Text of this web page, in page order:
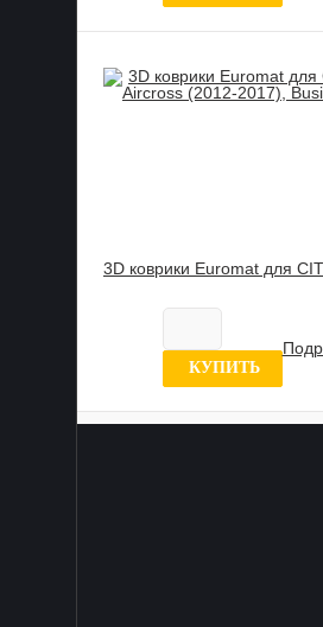
3D коврики Euromat для
0 отзывов
КУПИТЬ